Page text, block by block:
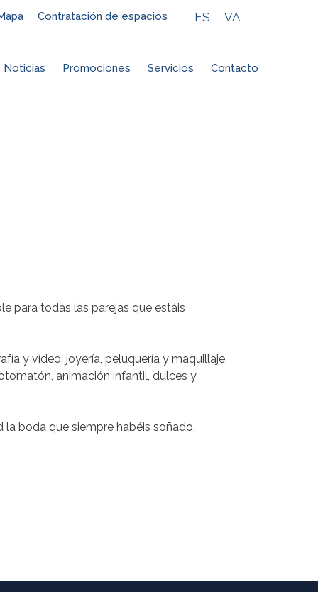
Contratación de espacios ES VA
Noticias Promociones Servicios Contacto
para todas las parejas que estáis
y vídeo, joyería, peluquería y maquillaje,
animación infantil, dulces y
boda que siempre habéis soñado.